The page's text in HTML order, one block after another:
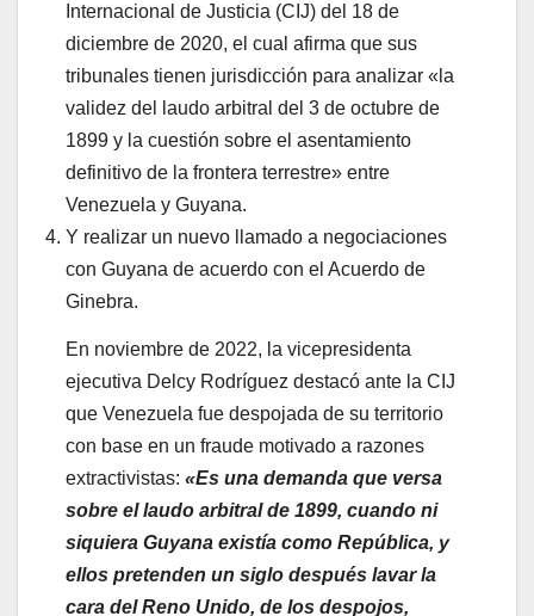
Internacional de Justicia (CIJ) del 18 de
diciembre de 2020, el cual afirma que sus
tribunales tienen jurisdicción para analizar «la
validez del laudo arbitral del 3 de octubre de
1899 y la cuestión sobre el asentamiento
definitivo de la frontera terrestre» entre
Venezuela y Guyana.
Y realizar un nuevo llamado a negociaciones
con Guyana de acuerdo con el Acuerdo de
Ginebra.
En noviembre de 2022, la vicepresidenta
ejecutiva Delcy Rodríguez destacó ante la CIJ
que Venezuela fue despojada de su territorio
con base en un fraude motivado a razones
extractivistas: «Es una demanda que versa
sobre el laudo arbitral de 1899, cuando ni
siquiera Guyana existía como República, y
ellos pretenden un siglo después lavar la
cara del Reno Unido, de los despojos,